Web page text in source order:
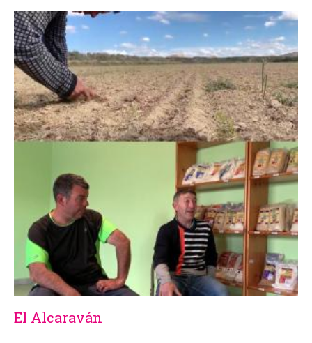
El Alcaraván